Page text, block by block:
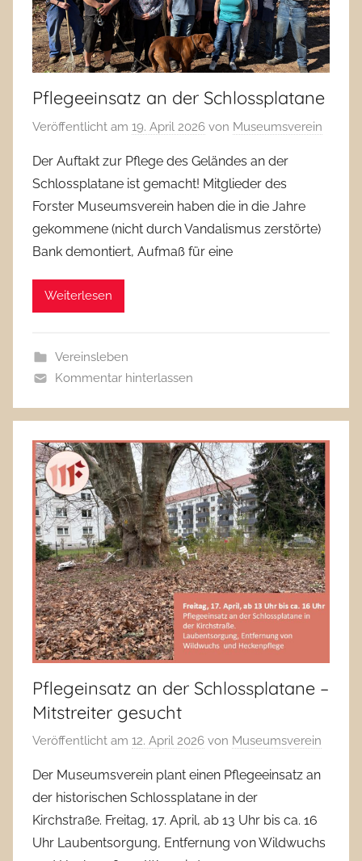
Pflegeeinsatz an der Schlossplatane
Veröffentlicht am 19. April 2026 von Museumsverein
Der Auftakt zur Pflege des Geländes an der
Schlossplatane ist gemacht! Mitglieder des
Forster Museumsverein haben die in die Jahre
gekommene (nicht durch Vandalismus zerstörte)
Bank demontiert, Aufmaß für eine
Weiterlesen
Vereinsleben
Kommentar hinterlassen
Pflegeinsatz an der Schlossplatane –
Mitstreiter gesucht
Veröffentlicht am 12. April 2026 von Museumsverein
Der Museumsverein plant einen Pflegeeinsatz an
der historischen Schlossplatane in der
Kirchstraße. Freitag, 17. April, ab 13 Uhr bis ca. 16
Uhr Laubentsorgung, Entfernung von Wildwuchs